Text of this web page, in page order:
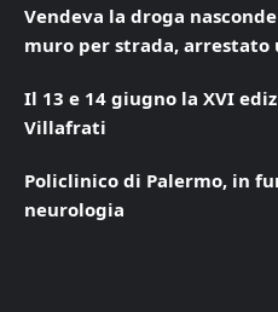
Vendeva la droga
muro per strada, arrestato
Il 13 e 14 giugno la XVI
Villafrati
Policlinico di Palermo, in
neurologia